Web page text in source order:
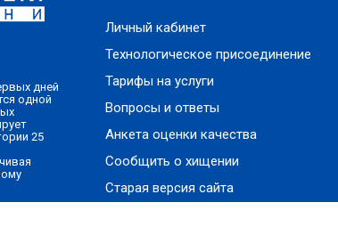
дней
одной
25
Личный кабинет
Технологическое присоединение
Тарифы на услуги
Вопросы и ответы
Анкета оценки качества
Сообщить о хищении
Старая версия сайта